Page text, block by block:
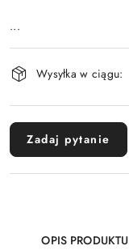
...
Dostępność
i
dostawa
Wysyłka w ciągu:
Zadaj pytanie
OPIS PRODUKTU